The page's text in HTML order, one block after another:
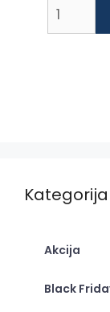
Akcija
Black